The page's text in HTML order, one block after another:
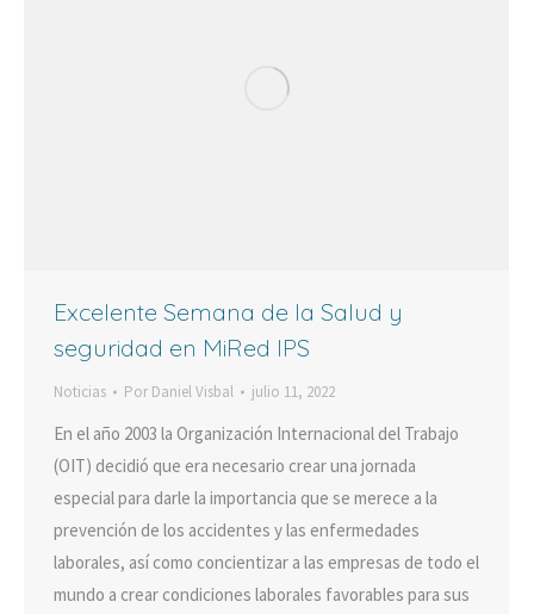
Excelente Semana de la Salud y
seguridad en MiRed IPS
Noticias Por Daniel Visbal julio 11, 2022
En el año 2003 la Organización Internacional del Trabajo
(OIT) decidió que era necesario crear una jornada
especial para darle la importancia que se merece a la
prevención de los accidentes y las enfermedades
laborales, así como concientizar a las empresas de todo el
mundo a crear condiciones laborales favorables para sus